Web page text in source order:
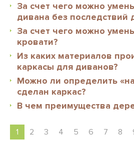
За счет чего можно
дивана без последствий
За счет чего можно
кровати?
Из каких материалов
каркасы для диванов?
Можно ли определить «на
сделан каркас?
В чем преимущества
1 2 3 4 5 6 7 8